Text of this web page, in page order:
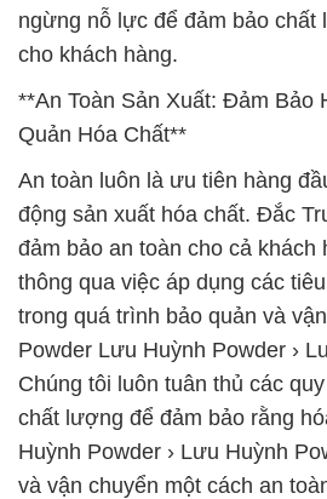
ngừng nỗ lực để đảm bảo chất
cho khách hàng.
**An Toàn Sản Xuất: Đảm Bảo
Quản Hóa Chất**
An toàn luôn là ưu tiên hàng
động sản xuất hóa chất. Đắc
đảm bảo an toàn cho cả khách
thông qua việc áp dụng các
trong quá trình bảo quản và
Powder Lưu Huỳnh Powder ›
Chúng tôi luôn tuân thủ các
chất lượng để đảm bảo rằng
Huỳnh Powder › Lưu Huỳnh
và vận chuyển một cách an